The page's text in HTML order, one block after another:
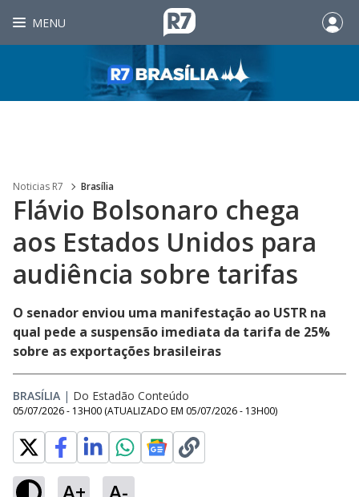
MENU
Noticias R7 Brasília
Flávio Bolsonaro chega
aos Estados Unidos para
audiência sobre tarifas
O senador enviou uma manifestação ao USTR na
qual pede a suspensão imediata da tarifa de 25%
sobre as exportações brasileiras
BRASÍLIA | Do Estadão Conteúdo
05/07/2026 - 13H00 (ATUALIZADO EM 05/07/2026 - 13H00)